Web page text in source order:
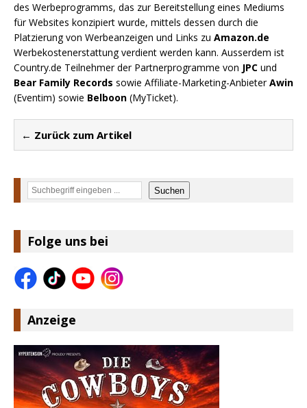
des Werbeprogramms, das zur Bereitstellung eines Mediums
für Websites konzipiert wurde, mittels dessen durch die
Platzierung von Werbeanzeigen und Links zu Amazon.de
Werbekostenerstattung verdient werden kann. Ausserdem ist
Country.de Teilnehmer der Partnerprogramme von JPC und
Bear Family Records sowie Affiliate-Marketing-AnbieterAwin
(Eventim) sowie Belboon (MyTicket).
← Zurück zum Artikel
Suchen Suchen
Folge uns bei
Anzeige